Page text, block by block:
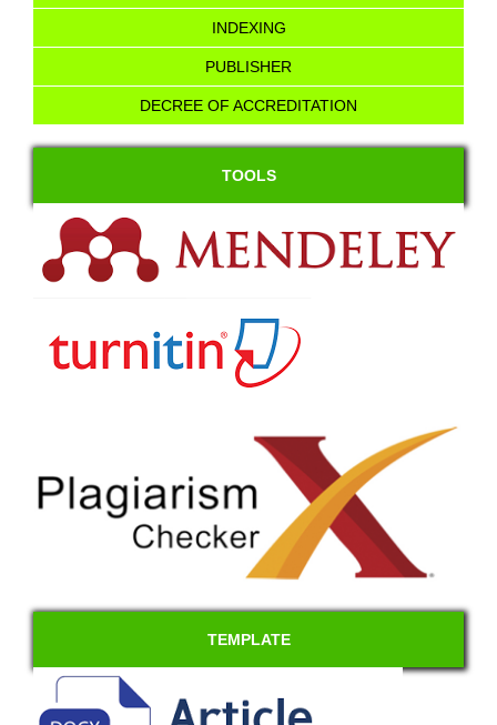
INDEXING
PUBLISHER
DECREE OF ACCREDITATION
TOOLS
TEMPLATE